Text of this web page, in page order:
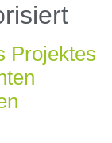
Projektes